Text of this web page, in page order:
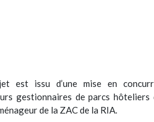
est issu d’une mise en
gestionnaires de parcs
de la ZAC de la RIA.